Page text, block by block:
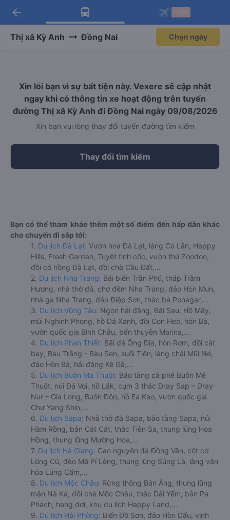
Tải app Vexere ngay!
Nhận ưu đãi thành viên độc
Mở app
Tải app Vexere
-30k/ghế khi đặt vé máy bay qua
Mở app
arrow_back
Thị xã Kỳ Anh Đồng Nai Chọn ngày
Xin lỗi bạn vì sự bất tiện này. Vexere sẽ cập nhật
ngay khi có thông tin xe hoạt động trên tuyến
đường Thị xã Kỳ Anh đi Đồng Nai ngày 09/08/2026
Xin bạn vui lòng thay đổi tuyến đường tìm kiếm
Thay đổi tìm kiếm
Bạn có thể tham khảo thêm một số điểm đến hấp dẫn khác
cho chuyến đi sắp tới:
1. Du lịch Đà Lạt: Vườn hoa Đà Lạt, làng Cù Lần, Happy
Hills, Fresh Garden, Tuyệt tình cốc, vườn thú Zoodoo,
đồi cỏ hồng Đà Lạt, đồi chè Cầu Đất,...
2. Du lịch Nha Trang: Bãi biển Trần Phú, tháp Trầm
Hương, nhà thờ đá, chợ đêm Nha Trang, đảo Hòn Mun,
nhà ga Nha Trang, đảo Điệp Sơn, thác bà Ponagar,...
3. Du lịch Vũng Tàu: Ngọn hải đăng, Bãi Sau, Hồ Mây,
mũi Nghinh Phong, hồ Đá Xanh, đồi Con Heo, hòn Bà,
vườn quốc gia Bình Châu, bến thuyền Marina,...
4. Du lịch Phan Thiết: Bãi đá Ông Địa, hòn Rơm, đồi cát
bay, Bàu Trắng - Bàu Sen, suối Tiên, làng chài Mũi Né,
đảo Hòn Bà, hải đăng Kê Gà,...
5. Du lịch Buôn Ma Thuột: Bảo tàng cà phê Buôn Mê
Thuột, núi Đá Voi, hồ Lắk, cụm 3 thác Dray Sap – Dray
Nur – Gia Long, Buôn Đôn, hồ Ea Kao, vườn quốc gia
Chư Yang Shin,...
6. Du lịch Sapa: Nhà thờ đá Sapa, bảo tàng Sapa, núi
Hàm Rồng, bản Cát Cát, thác Tiên Sa, thung lũng Hoa
Hồng, thung lũng Mường Hoa,...
7. Du lịch Hà Giang: Cao nguyên đá Đồng Văn, cột cờ
Lũng Cú, đèo Mã Pí Lèng, thung lũng Sủng Là, làng văn
hóa Lũng Cẩm,...
8. Du lịch Mộc Châu: Rừng thông Bản Áng, thung lũng
mận Nà Ka, đồi chè Mộc Châu, thác Dải Yếm, bản Pa
Phách, hang dơi, khu du lịch Happy Land,...
9. Du lịch Hải Phòng: Biển Đồ Sơn, đảo Hòn Dấu, vịnh